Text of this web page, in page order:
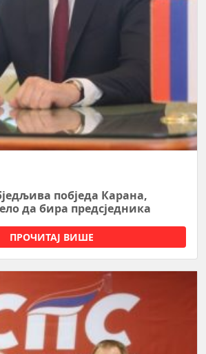
побједа Карана,
да бира предсједника
ПРОЧИТАЈ ВИШЕ